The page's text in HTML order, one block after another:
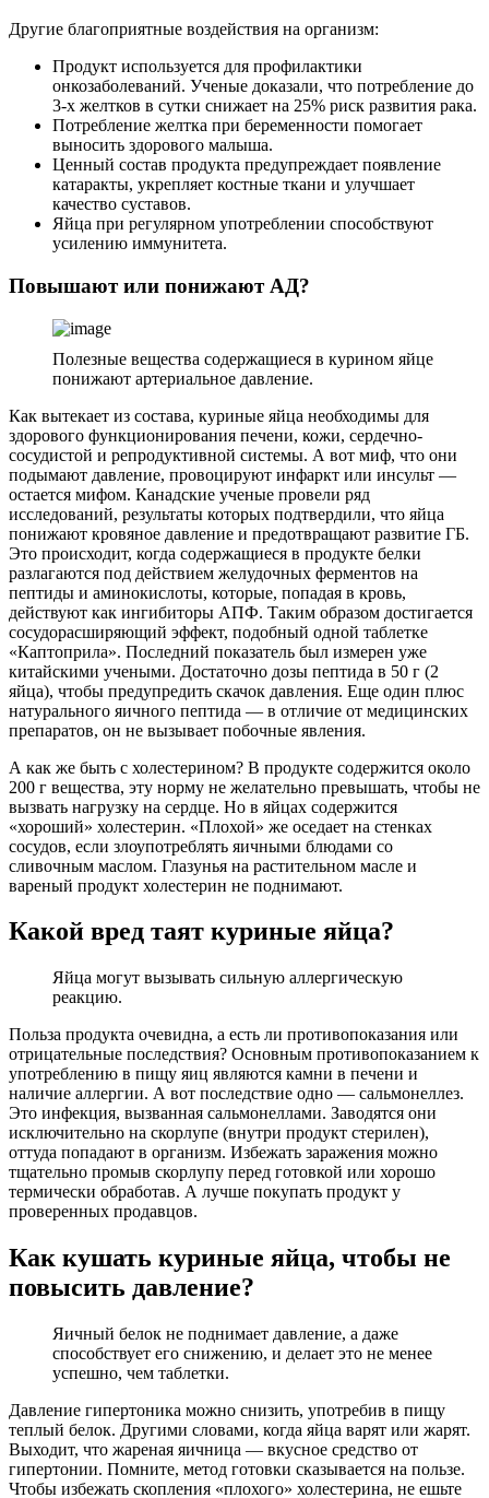
Другие благоприятные воздействия на организм:
Продукт используется для профилактики
онкозаболеваний. Ученые доказали, что потребление до
3-х желтков в сутки снижает на 25% риск развития рака.
Потребление желтка при беременности помогает
выносить здорового малыша.
Ценный состав продукта предупреждает появление
катаракты, укрепляет костные ткани и улучшает
качество суставов.
Яйца при регулярном употреблении способствуют
усилению иммунитета.
Повышают или понижают АД?
Полезные вещества содержащиеся в курином яйце
понижают артериальное давление.
Как вытекает из состава, куриные яйца необходимы для
здорового функционирования печени, кожи, сердечно-
сосудистой и репродуктивной системы. А вот миф, что они
подымают давление, провоцируют инфаркт или инсульт —
остается мифом. Канадские ученые провели ряд
исследований, результаты которых подтвердили, что яйца
понижают кровяное давление и предотвращают развитие ГБ.
Это происходит, когда содержащиеся в продукте белки
разлагаются под действием желудочных ферментов на
пептиды и аминокислоты, которые, попадая в кровь,
действуют как ингибиторы АПФ. Таким образом достигается
сосудорасширяющий эффект, подобный одной таблетке
«Каптоприла». Последний показатель был измерен уже
китайскими учеными. Достаточно дозы пептида в 50 г (2
яйца), чтобы предупредить скачок давления. Еще один плюс
натурального яичного пептида ― в отличие от медицинских
препаратов, он не вызывает побочные явления.
А как же быть с холестерином? В продукте содержится около
200 г вещества, эту норму не желательно превышать, чтобы не
вызвать нагрузку на сердце. Но в яйцах содержится
«хороший» холестерин. «Плохой» же оседает на стенках
сосудов, если злоупотреблять яичными блюдами со
сливочным маслом. Глазунья на растительном масле и
вареный продукт холестерин не поднимают.
Какой вред таят куриные яйца?
Яйца могут вызывать сильную аллергическую
реакцию.
Польза продукта очевидна, а есть ли противопоказания или
отрицательные последствия? Основным противопоказанием к
употреблению в пищу яиц являются камни в печени и
наличие аллергии. А вот последствие одно — сальмонеллез.
Это инфекция, вызванная сальмонеллами. Заводятся они
исключительно на скорлупе (внутри продукт стерилен),
оттуда попадают в организм. Избежать заражения можно
тщательно промыв скорлупу перед готовкой или хорошо
термически обработав. А лучше покупать продукт у
проверенных продавцов.
Как кушать куриные яйца, чтобы не
повысить давление?
Яичный белок не поднимает давление, а даже
способствует его снижению, и делает это не менее
успешно, чем таблетки.
Давление гипертоника можно снизить, употребив в пищу
теплый белок. Другими словами, когда яйца варят или жарят.
Выходит, что жареная яичница — вкусное средство от
гипертонии. Помните, метод готовки сказывается на пользе.
Чтобы избежать скопления «плохого» холестерина, не ешьте